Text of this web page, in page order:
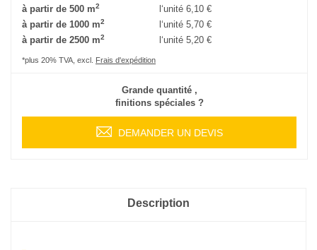
à partir de 500 m2 l‘unité6,10 €
à partir de 1000 m2 l‘unité5,70 €
à partir de 2500 m2 l‘unité5,20 €
*plus 20% TVA, excl. Frais d'expédition
Grande quantité ,
finitions spéciales ?
DEMANDER UN DEVIS
Description